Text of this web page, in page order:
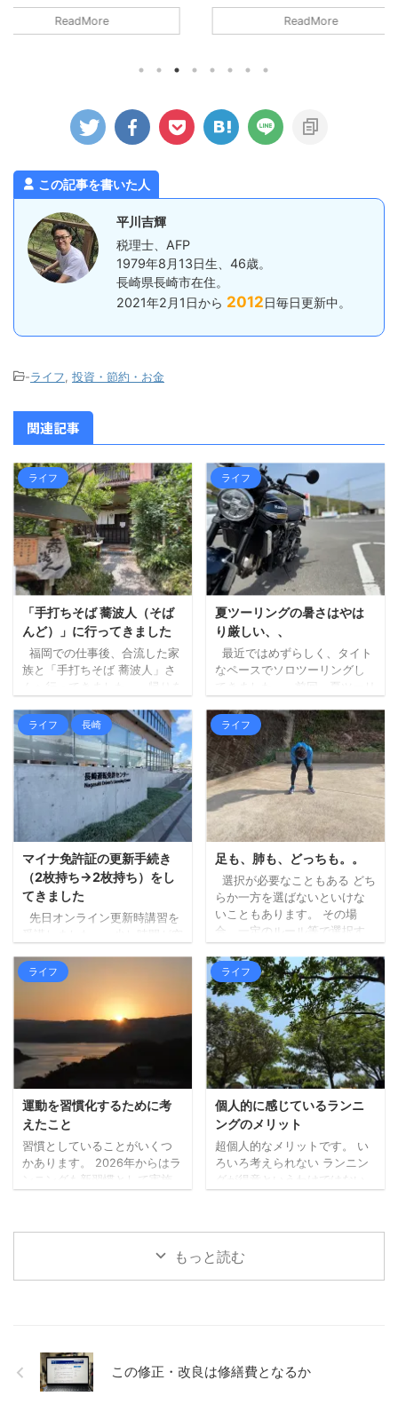
翌月10日ま
っていま
った所得税
月までに
必要となります。 これを「除却」と
いいます（事業で使わなくなったケー
除却時の会計処理 個人事業主が事業
う取り扱いとなる部分があるので注意
が必要です。 個人事業主が事業用資
産を除却する場合はどうなるかという
とになります。 つまり、 ...
はあるはず
が、最初に
この記事を書いた人
平川吉輝
税理士、AFP
1979年8月13日生、46歳。
長崎県長崎市在住。
2021年2月1日から 2012日毎日更新中。
-ライフ, 投資・節約・お金
関連記事
ライフ
「手打ちそば 蕎波人（そば
んど）」に行ってきました
福岡での仕事後、合流した家
族と「手打ちそば 蕎波人」さ
んへ行ってきました。 帰りを
ばでも食べて帰ろうというこ
とになり、妻にお店を探して
もらいました（大抵妻に探し
てもらいます）。 蕎波人さん
は三瀬のお店ではないのです
が（福岡県早良区）、良さそ
うなお店の中から、到着予定
がちょうどよかったのも決め
手になりました。 詳しく調べ
ずにいったのですが、人気店
のようで、すでに受付を済ま
せて待機している人ばかりで
した。 ひとまず ...
ライフ
夏ツーリングの暑さはやは
り厳しい、、
最近ではめずらしく、タイト
なペースでソロツーリングし
てきました。 前回、夏ツーリ
はず、という記事を書きまし
たが、最初に掲げた「ずら
す」が中途半端だったため
に、暑さはどうにもなりませ
んでした。。 ちょっと前にベ
ストタイプのジャケットを新
調したので、それも試してみ
ましたが、個人の感想としま
しては、「幾分マシではある
ものの暑いもんは暑い！」と
いう結果となりました。 エン
ジンの排熱と日差しで、暑さ
（熱さ）が上からも下からも
なので。 山間部は涼しく ...
ライフ 長崎
マイナ免許証の更新手続き
（2枚持ち→2枚持ち）をし
てきました
先日オンライン更新時講習を
に行ってきました。 （行こう
と思った日が閉庁日だったり
で、行けずにおりまし
た。。）。 私は免許更新前に
マイナ免許証の2枚持ちに切り
替えていましたので、2枚持ち
→2枚持ちの更新手続きです。
今回の受付時にも、免許を3つ
から選ぶことや、私の場合、
次も2枚持ちにするかなど、事
前に確認がありました。 受付
時間前に待機する場所で（10
人ずつ受付）、係の方から
「次の免許証をマイナ免許 ...
ライフ
足も、肺も、どっちも。。
選択が必要なこともある どち
らか一方を選ばないといけな
いこともあります。 その場
合、一定のルール等で選択す
りますが、どっちが楽しいか
（宇宙兄弟より）など、自分
の心が動く方でいいのかもし
れません。 どちらかではな
く、できるならどっちも た
だ、できること・モノであれ
ば、どちらかではなく、どち
らもやってみるのがいいなと
考えています。 あれもこれも
何でも、というのとは違いま
すが、どちらも試してみない
とわからないこともあります
し、両方が大切なこともあっ
ライフ
運動を習慣化するために考
えたこと
習慣としていることがいくつ
かあります。 2026年からはラ
ンニングも新習慣として実施
中で、運動の習慣化は特に難
ことなど書いてみます。 小さ
おいても、すぐ取り掛かれな
いとしても、とりあえず資料
ライフ
個人的に感じているランニ
ングのメリット
超個人的なメリットです。 い
ろいろ考えられない ランニン
グが得意というわけではない
考えないというわけではあり
ませんが、あれやこれやとい
ろんなことを考えるような時
間にはなりません。いまのと
れもこれもとできないので、
おのずと自分と向き合う時間
もっと読む
この修正・改良は修繕費となるか